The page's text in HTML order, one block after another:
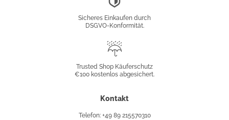
Sicheres Einkaufen durch
DSGVO-Konformität.
Käuferschutz
Trusted Shop Käuferschutz
€100 kostenlos abgesichert.
Kontakt
Telefon: +49 89 215570310